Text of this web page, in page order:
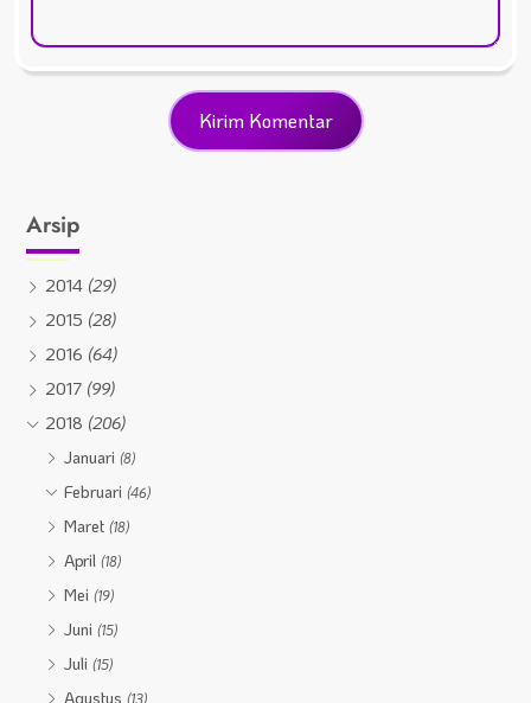
Arsip
2014 (29)
2015 (28)
2016 (64)
2017 (99)
2018 (206)
Januari(8)
Februari(46)
Maret(18)
April(18)
Mei(19)
Juni(15)
Juli(15)
Agustus(13)